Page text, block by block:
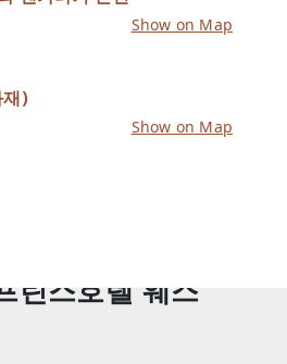
Show on Map
)
Show on Map
린스호텔 웨스